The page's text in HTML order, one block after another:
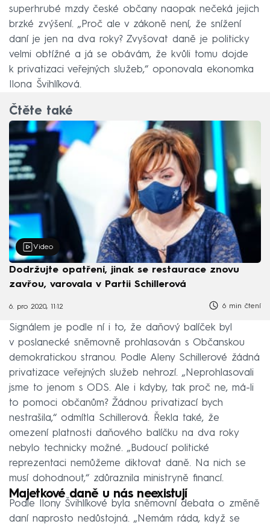
superhrubé mzdy české občany naopak nečeká jejich
brzké zvýšení. „Proč ale v zákoně není, že snížení
daní je jen na dva roky? Zvyšovat daně je politicky
velmi obtížné a já se obávám, že kvůli tomu dojde
k privatizaci veřejných služeb,“ oponovala ekonomka
Ilona Švihlíková.
Čtěte také
Video
Dodržujte opatření, jinak se restaurace znovu
zavřou, varovala v Partii Schillerová
6. pro 2020, 11:12 6 min čtení
Signálem je podle ní i to, že daňový balíček byl
v poslanecké sněmovně prohlasován s Občanskou
demokratickou stranou. Podle Aleny Schillerové žádná
privatizace veřejných služeb nehrozí. „Neprohlasovali
jsme to jenom s ODS. Ale i kdyby, tak proč ne, má-li
to pomoci občanům? Žádnou privatizací bych
nestrašila,“ odmítla Schillerová. Řekla také, že
omezení platnosti daňového balíčku na dva roky
nebylo technicky možné. „Budoucí politické
reprezentaci nemůžeme diktovat daně. Na nich se
musí dohodnout,“ zdůraznila ministryně financí.
Majetkové daně u nás neexistují
Podle Ilony Švihlíkové byla sněmovní debata o změně
daní naprosto nedůstojná. „Nemám ráda, když se